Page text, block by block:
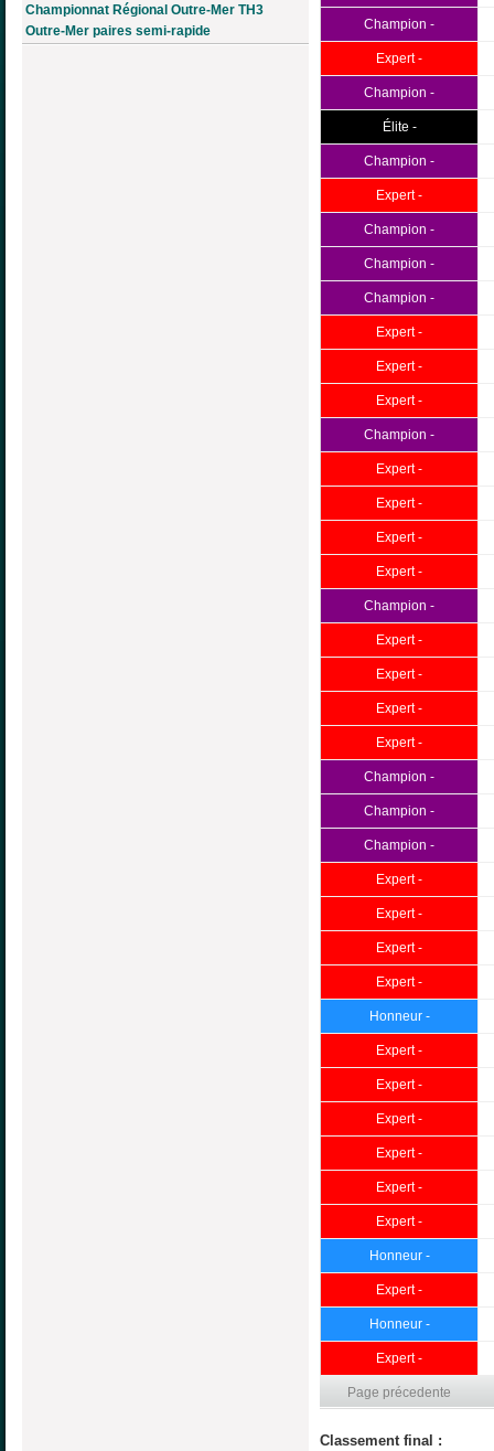
Championnat Régional Outre-Mer TH3
Outre-Mer paires semi-rapide
Champion -
Expert -
Champion -
Élite -
Champion -
Expert -
Champion -
Champion -
Champion -
Expert -
Expert -
Expert -
Champion -
Expert -
Expert -
Expert -
Expert -
Champion -
Expert -
Expert -
Expert -
Expert -
Champion -
Champion -
Champion -
Expert -
Expert -
Expert -
Expert -
Honneur -
Expert -
Expert -
Expert -
Expert -
Expert -
Expert -
Honneur -
Expert -
Honneur -
Expert -
Page précedente
Classement final :